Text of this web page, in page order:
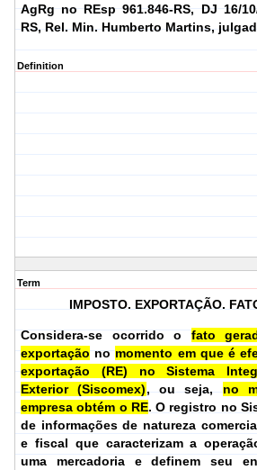
AgRg no REsp 961.846-RS, DJ 16/
RS, Rel. Min. Humberto Martins,
Definition
Term
IMPOSTO. EXPORTAÇÃO.
Considera-se ocorrido o fato
exportação no momento em que é
exportação (RE) no Sistema
Exterior (Siscomex), ou seja, no
empresa obtém o RE. O registro no
de informações de natureza
e fiscal que caracterizam a
uma mercadoria e definem seu